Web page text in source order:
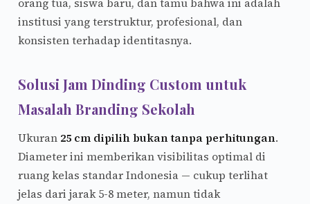
orang tua, siswa baru, dan tamu bahwa ini adalah
institusi yang terstruktur, profesional, dan
konsisten terhadap identitasnya.
Solusi Jam Dinding Custom untuk
Masalah Branding Sekolah
Ukuran 25 cm dipilih bukan tanpa perhitungan.
Diameter ini memberikan visibilitas optimal di
ruang kelas standar Indonesia — cukup terlihat
jelas dari jarak 5-8 meter, namun tidak